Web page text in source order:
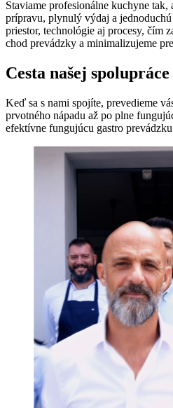
Staviame profesionálne kuchyne
prípravu, plynulý výdaj a
priestor, technológie aj procesy, čím
chod prevádzky a minimalizujeme
Cesta našej spolupráce
Keď sa s nami spojíte, prevedieme
prvotného nápadu až po plne
efektívne fungujúcu gastro